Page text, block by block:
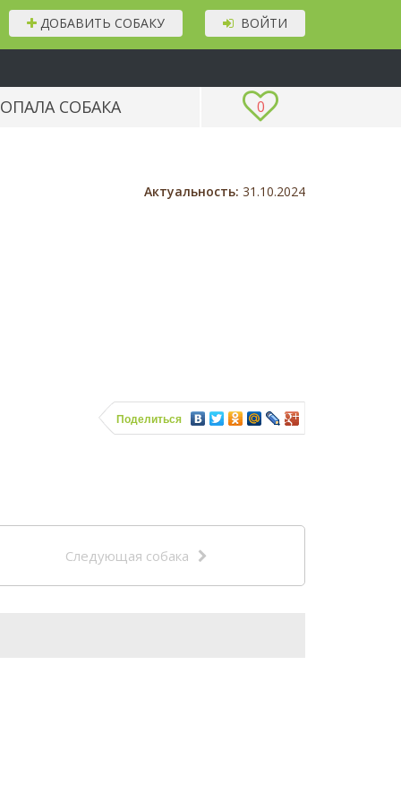
ВОЙТИ
ДОБАВИТЬ СОБАКУ
0
СОБАКА
Актуальность: 31.10.2024
Поделиться
Следующая собака